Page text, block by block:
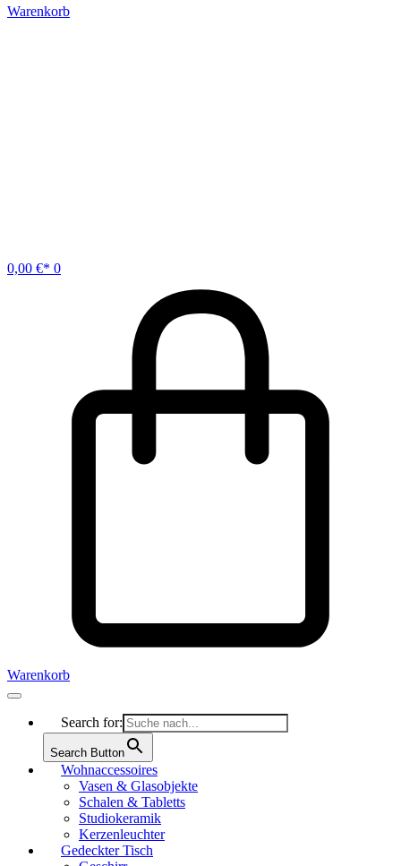
Warenkorb
0,00 € 0
Warenkorb
Search for:
Search Button
Wohnaccessoires
Vasen & Glasobjekte
Schalen & Tabletts
Studiokeramik
Kerzenleuchter
Gedeckter Tisch